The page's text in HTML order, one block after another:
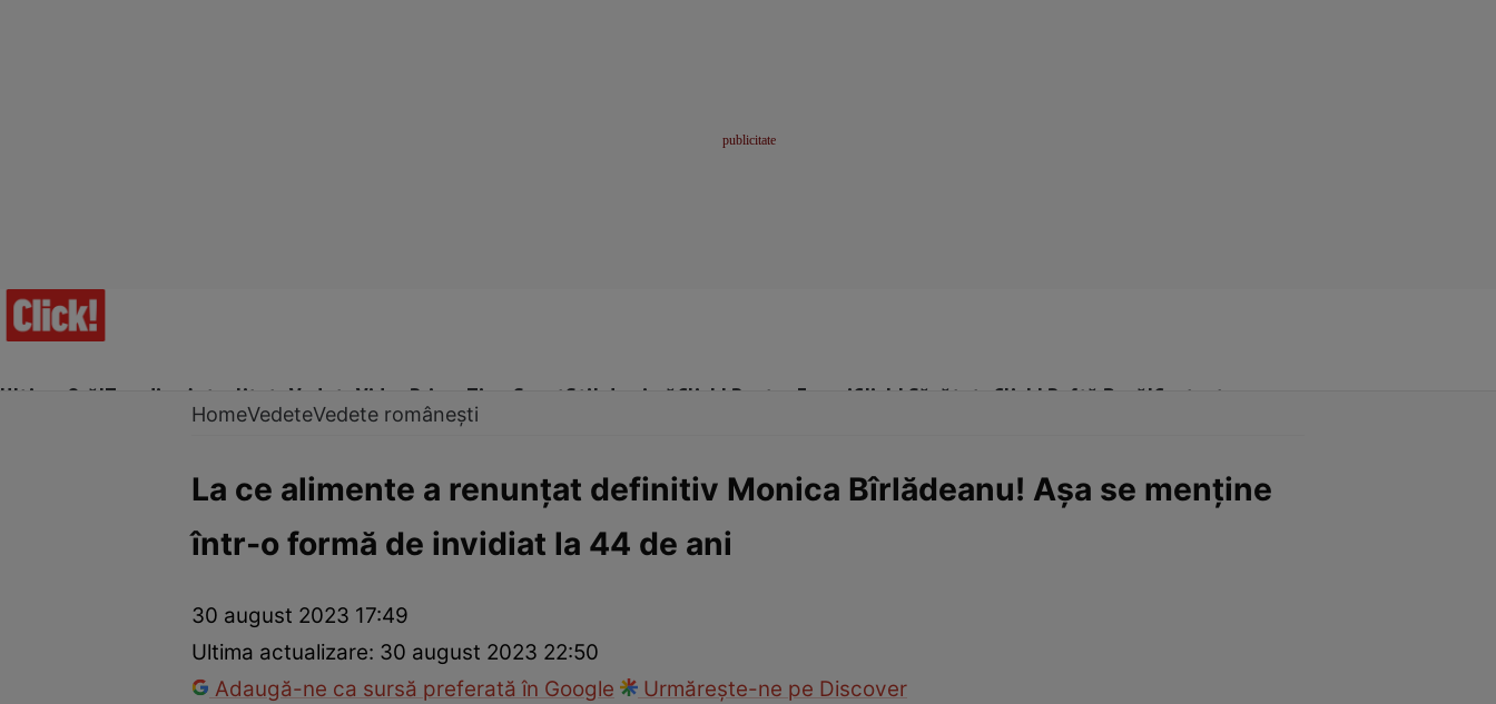
Ultima Oră!Trending Actualitate Vedete Video Prime Time SportStil de viațăClick! Pentru FemeiClick! Sănătate Click! Poftă Bună!Contact
Vedete internaționaleVedete româneștiInterviurile Click!Paparazzii Click!
HomeVedeteVedete românești
La ce alimente a renunțat definitiv Monica Bîrlădeanu! Așa se menține
într-o formă de invidiat la 44 de ani
30 august 2023 17:49
Ultima actualizare: 30 august 2023 22:50
Adaugă-ne ca sursă preferată în Google
Urmărește-ne pe Discover